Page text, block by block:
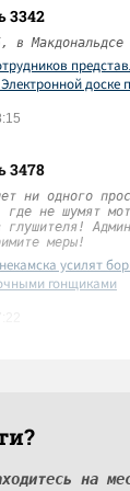
3342
в Макдональдсе
доске
3478
ни одного
где не шумят
глушителя!
меры!
усилят
гонщиками
на